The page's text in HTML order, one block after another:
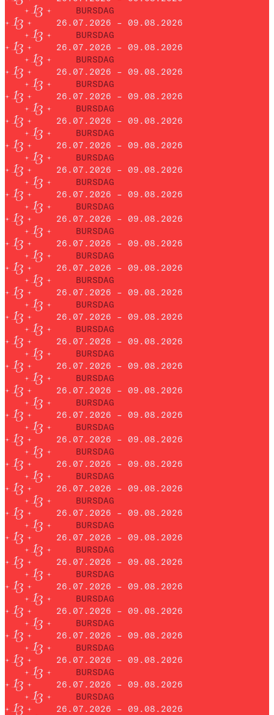
BURSDAG
26.07.2026 – 09.08.2026
BURSDAG
26.07.2026 – 09.08.2026
BURSDAG
26.07.2026 – 09.08.2026
BURSDAG
26.07.2026 – 09.08.2026
BURSDAG
26.07.2026 – 09.08.2026
BURSDAG
26.07.2026 – 09.08.2026
BURSDAG
26.07.2026 – 09.08.2026
BURSDAG
26.07.2026 – 09.08.2026
BURSDAG
26.07.2026 – 09.08.2026
BURSDAG
26.07.2026 – 09.08.2026
BURSDAG
26.07.2026 – 09.08.2026
BURSDAG
26.07.2026 – 09.08.2026
BURSDAG
26.07.2026 – 09.08.2026
BURSDAG
26.07.2026 – 09.08.2026
BURSDAG
26.07.2026 – 09.08.2026
BURSDAG
26.07.2026 – 09.08.2026
BURSDAG
26.07.2026 – 09.08.2026
BURSDAG
26.07.2026 – 09.08.2026
BURSDAG
26.07.2026 – 09.08.2026
BURSDAG
26.07.2026 – 09.08.2026
BURSDAG
26.07.2026 – 09.08.2026
BURSDAG
26.07.2026 – 09.08.2026
BURSDAG
26.07.2026 – 09.08.2026
BURSDAG
26.07.2026 – 09.08.2026
BURSDAG
26.07.2026 – 09.08.2026
BURSDAG
26.07.2026 – 09.08.2026
BURSDAG
26.07.2026 – 09.08.2026
BURSDAG
26.07.2026 – 09.08.2026
BURSDAG
26.07.2026 – 09.08.2026